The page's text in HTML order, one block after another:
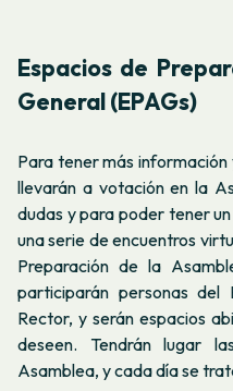
Espacios de
General (EPAGs)
Para tener más
llevarán a votación en la
dudas y para poder tener
una serie de encuentros
Preparación de la
participarán personas del
Rector, y serán espacios
deseen. Tendrán lugar
Asamblea, y cada día se